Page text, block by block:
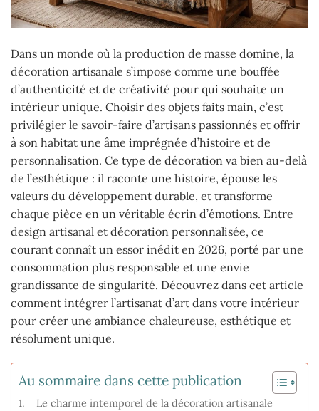
Dans un monde où la production de masse domine, la
décoration artisanale s’impose comme une bouffée
d’authenticité et de créativité pour qui souhaite un
intérieur unique. Choisir des objets faits main, c’est
privilégier le savoir-faire d’artisans passionnés et offrir
à son habitat une âme imprégnée d’histoire et de
personnalisation. Ce type de décoration va bien au-delà
de l’esthétique : il raconte une histoire, épouse les
valeurs du développement durable, et transforme
chaque pièce en un véritable écrin d’émotions. Entre
design artisanal et décoration personnalisée, ce
courant connaît un essor inédit en 2026, porté par une
consommation plus responsable et une envie
grandissante de singularité. Découvrez dans cet article
comment intégrer l’artisanat d’art dans votre intérieur
pour créer une ambiance chaleureuse, esthétique et
résolument unique.
Au sommaire dans cette publication
Le charme intemporel de la décoration artisanale